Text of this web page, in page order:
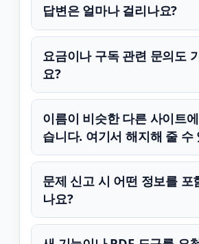
답변은 얼마나 걸리나요?
요금이나 구독 관련 문의도
요?
이름이 비슷한 다른 사이트
습니다. 여기서 해지해 줄 수
문제 신고 시 어떤 정보를 포
나요?